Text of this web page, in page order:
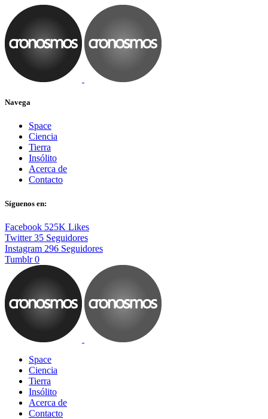
Navega
Space
Ciencia
Tierra
Insólito
Acerca de
Contacto
Síguenos en:
Facebook 525K Likes
Twitter 35 Seguidores
Instagram 296 Seguidores
Tumblr 0
Space
Ciencia
Tierra
Insólito
Acerca de
Contacto